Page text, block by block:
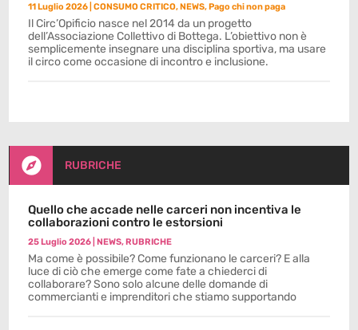
11 Luglio 2026 |CONSUMO CRITICO,NEWS,Pago chi non paga
Il Circ’Opificio nasce nel 2014 da un progetto
dell’Associazione Collettivo di Bottega. L’obiettivo non è
semplicemente insegnare una disciplina sportiva, ma usare
il circo come occasione di incontro e inclusione.
 RUBRICHE
Quello che accade nelle carceri non incentiva le
collaborazioni contro le estorsioni
25 Luglio 2026 |NEWS,RUBRICHE
Ma come è possibile? Come funzionano le carceri? E alla
luce di ciò che emerge come fate a chiederci di
collaborare? Sono solo alcune delle domande di
commercianti e imprenditori che stiamo supportando